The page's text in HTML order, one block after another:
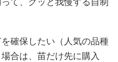
確保したい（人気の品種
合は、苗だけ先に購入